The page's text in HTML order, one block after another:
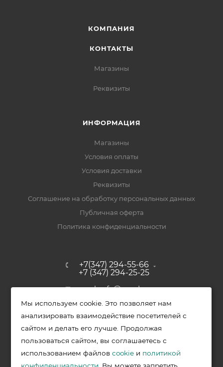
КОМПАНИЯ
КОНТАКТЫ
Магазины
Реквизиты
ИНФОРМАЦИЯ
Магазины
Условия оплаты
Условия доставки
Реквизиты
Соглашение на обработку персональных данных
Публичная оферта
Политика конфиденциальности
+7(347) 294-55-66
+7 (347) 294-25-25
upak-ufa@yandex.ru
Уфимский район, с. Зубово, ул.
Полевая, д. 44/2, к. 2
2026 © Меркурий - упаковочная продукция от ведущих
Мы используем cookie. Это позволяет нам
анализировать взаимодействие посетителей с
сайтом и делать его лучше. Продолжая
пользоваться сайтом, вы соглашаетесь с
использованием файловcookie и политикой